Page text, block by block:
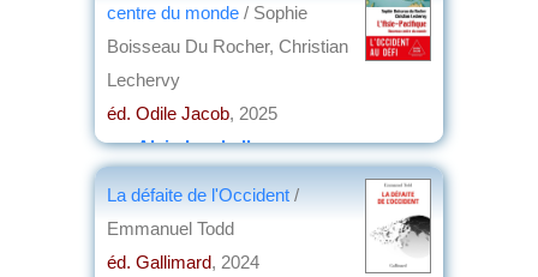
centre du monde / Sophie
Boisseau Du Rocher, Christian
Lechervy
éd. Odile Jacob, 2025
parAlain Lamballe
La défaite de l'Occident /
Emmanuel Todd
éd. Gallimard, 2024